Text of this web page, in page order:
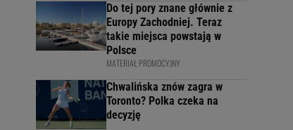
Do tej pory znane głównie z
Europy Zachodniej. Teraz
takie miejsca powstają w
Polsce
MATERIAŁ PROMOCYJNY
Chwalińska znów zagra w
Toronto? Polka czeka na
decyzję